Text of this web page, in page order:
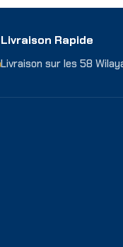
Livraison Rapide
Livraison sur les 58